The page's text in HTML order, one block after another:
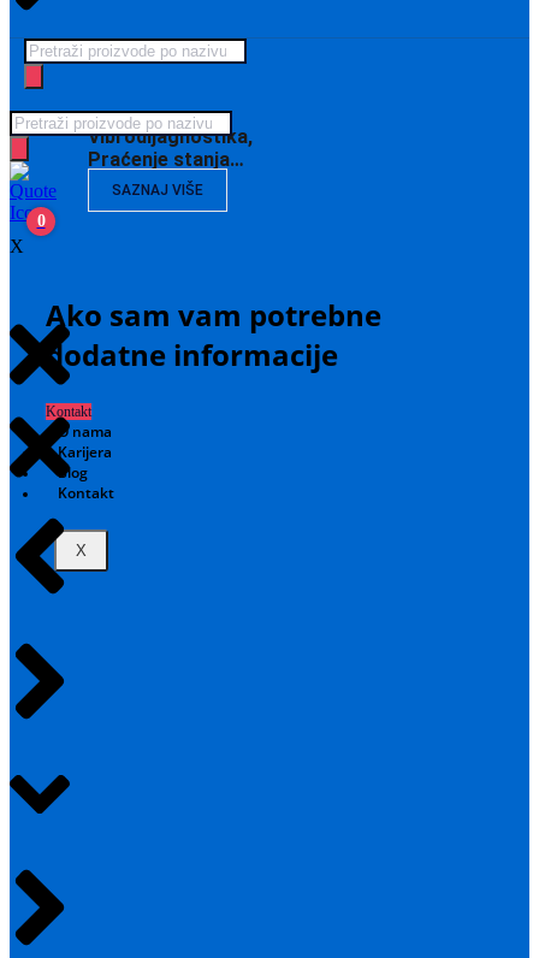
Vibrodijagnostika,
Praćenje stanja…
SAZNAJ VIŠE
Ako sam vam potrebne
dodatne informacije
Kontakt
O nama
Karijera
Blog
Kontakt
X
Products
search
Products
search
0
X